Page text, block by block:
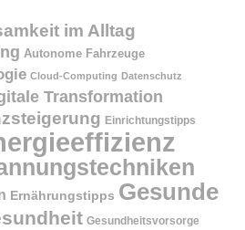
im Alltag
Autonome Fahrzeuge
Cloud-Computing Datenschutz
Transformation
Einrichtungstipps
Ernährungstipps Gesunde
Gesundheitsvorsorge